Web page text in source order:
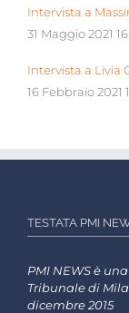
Intervista a
31 Maggio 2021
Intervista a Livia
16 Febbraio 2021
TESTATA PMI
PMI NEWS è
Tribunale di
dicembre 2015